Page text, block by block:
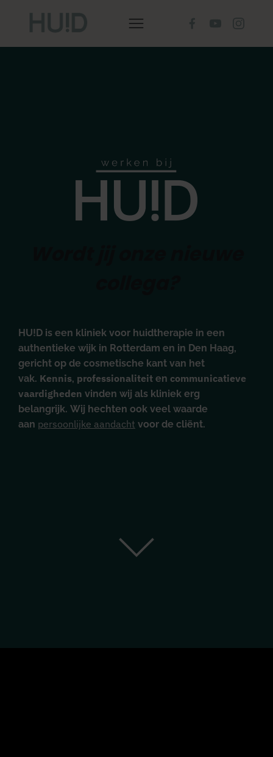
HU!D is een kliniek voor huidtherapie in een
authentieke wijk in Rotterdam en in Den Haag,
gericht op de cosmetische kant van het
vak. Kennis, professionaliteit en communicatieve
vaardigheden vinden wij als kliniek erg
belangrijk. Wij hechten ook veel waarde
aan persoonlijke aandacht voor de cliënt.